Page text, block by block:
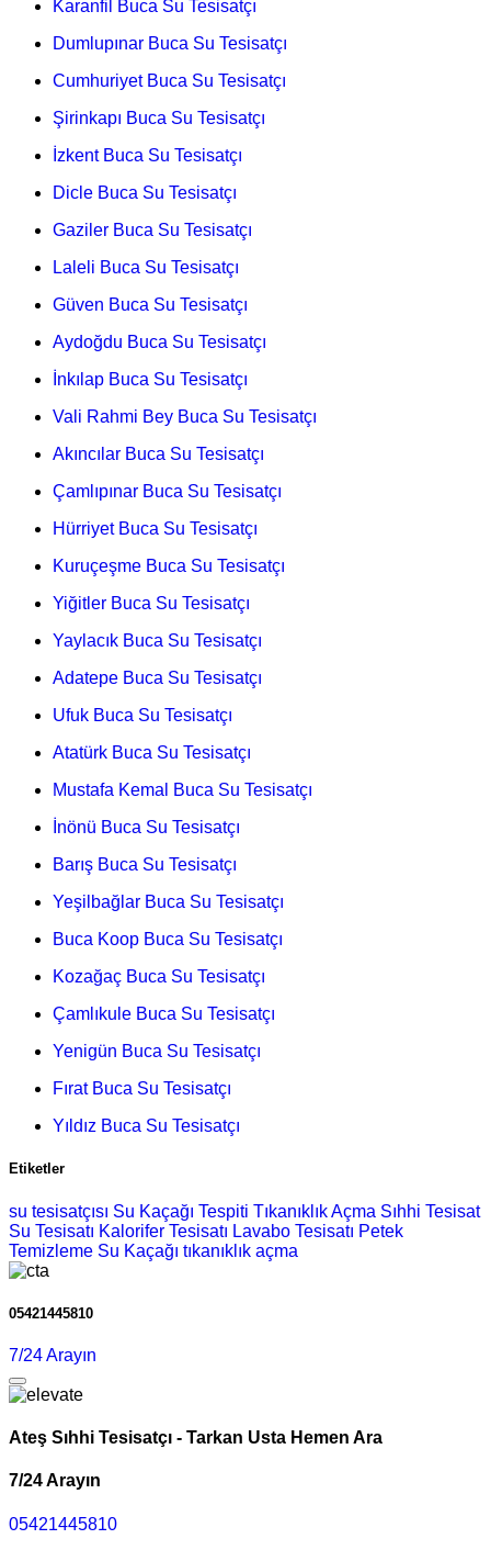
Karanfil Buca Su Tesisatçı
Dumlupınar Buca Su Tesisatçı
Cumhuriyet Buca Su Tesisatçı
Şirinkapı Buca Su Tesisatçı
İzkent Buca Su Tesisatçı
Dicle Buca Su Tesisatçı
Gaziler Buca Su Tesisatçı
Laleli Buca Su Tesisatçı
Güven Buca Su Tesisatçı
Aydoğdu Buca Su Tesisatçı
İnkılap Buca Su Tesisatçı
Vali Rahmi Bey Buca Su Tesisatçı
Akıncılar Buca Su Tesisatçı
Çamlıpınar Buca Su Tesisatçı
Hürriyet Buca Su Tesisatçı
Kuruçeşme Buca Su Tesisatçı
Yiğitler Buca Su Tesisatçı
Yaylacık Buca Su Tesisatçı
Adatepe Buca Su Tesisatçı
Ufuk Buca Su Tesisatçı
Atatürk Buca Su Tesisatçı
Mustafa Kemal Buca Su Tesisatçı
İnönü Buca Su Tesisatçı
Barış Buca Su Tesisatçı
Yeşilbağlar Buca Su Tesisatçı
Buca Koop Buca Su Tesisatçı
Kozağaç Buca Su Tesisatçı
Çamlıkule Buca Su Tesisatçı
Yenigün Buca Su Tesisatçı
Fırat Buca Su Tesisatçı
Yıldız Buca Su Tesisatçı
Etiketler
su tesisatçısı Su Kaçağı Tespiti Tıkanıklık Açma Sıhhi Tesisat
Su Tesisatı Kalorifer Tesisatı Lavabo Tesisatı Petek
Temizleme Su Kaçağı tıkanıklık açma
05421445810
7/24 Arayın
Ateş Sıhhi Tesisatçı - Tarkan Usta Hemen Ara
7/24 Arayın
05421445810